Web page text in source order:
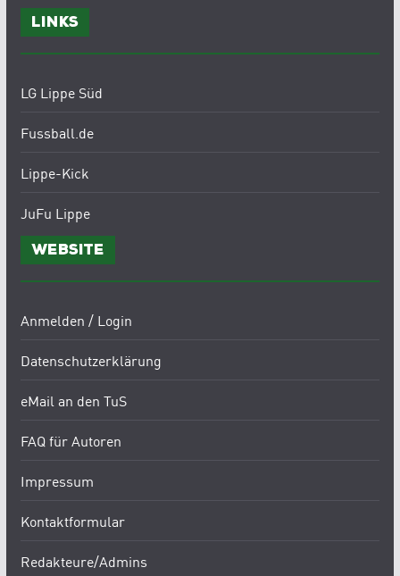
Links
LG Lippe Süd
Fussball.de
Lippe-Kick
JuFu Lippe
Website
Anmelden / Login
Datenschutzerklärung
eMail an den TuS
FAQ für Autoren
Impressum
Kontaktformular
Redakteure/Admins